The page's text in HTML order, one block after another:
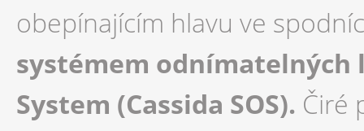
obepínajícím hlavu ve
systémem odnímatelných
System (Cassida SOS). Čiré